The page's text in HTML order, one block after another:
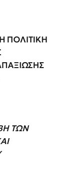
ΠΟΛΙΤΙΚΗ
ΤΩΝ